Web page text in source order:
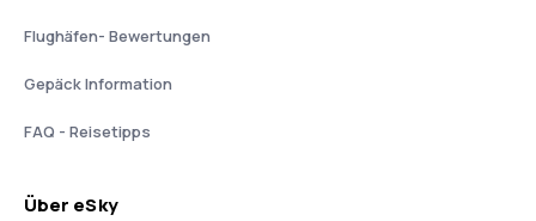
Flughäfen- Bewertungen
Gepäck Information
FAQ - Reisetipps
Über eSky